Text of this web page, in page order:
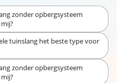
zonder opbergsysteem
tuinslang het beste type voor
zonder opbergsysteem